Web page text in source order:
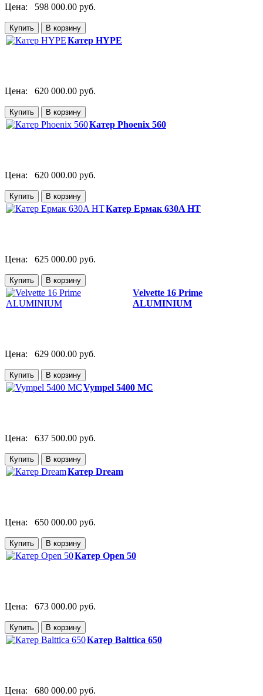
Цена: 598 000.00 руб.
Катер HYPE
Цена: 620 000.00 руб.
Катер Phoenix 560
Цена: 620 000.00 руб.
Катер Ермак 630A НТ
Цена: 625 000.00 руб.
Velvette 16 Prime
ALUMINIUM
Цена: 629 000.00 руб.
Vympel 5400 MC
Цена: 637 500.00 руб.
Катер Dream
Цена: 650 000.00 руб.
Катер Open 50
Цена: 673 000.00 руб.
Катер Balttica 650
Цена: 680 000.00 руб.